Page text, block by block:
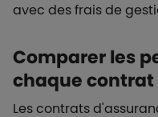
avec des frais de
Comparer les
chaque contrat
Les contrats